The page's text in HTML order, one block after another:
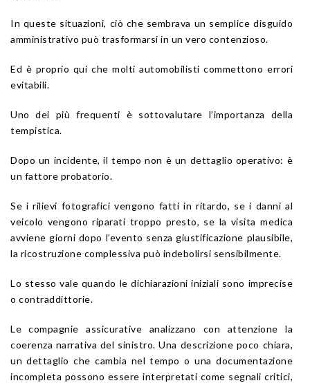
In queste situazioni, ciò che sembrava un semplice disguido
amministrativo può trasformarsi in un vero contenzioso.
Ed è proprio qui che molti automobilisti commettono errori
evitabili.
Uno dei più frequenti è sottovalutare l’importanza della
tempistica.
Dopo un incidente, il tempo non è un dettaglio operativo: è
un fattore probatorio.
Se i rilievi fotografici vengono fatti in ritardo, se i danni al
veicolo vengono riparati troppo presto, se la visita medica
avviene giorni dopo l’evento senza giustificazione plausibile,
la ricostruzione complessiva può indebolirsi sensibilmente.
Lo stesso vale quando le dichiarazioni iniziali sono imprecise
o contraddittorie.
Le compagnie assicurative analizzano con attenzione la
coerenza narrativa del sinistro. Una descrizione poco chiara,
un dettaglio che cambia nel tempo o una documentazione
incompleta possono essere interpretati come segnali critici,